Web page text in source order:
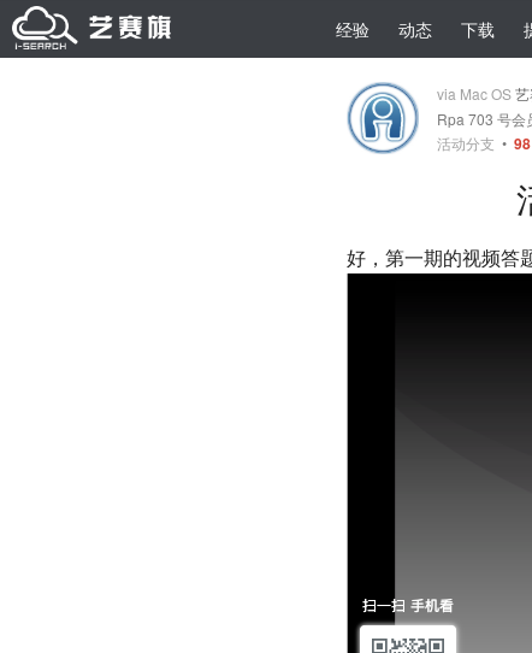
经验 动态 下载
via Mac OS
Rpa 703 号会
活动分支 • 98
好，第一期的视频答